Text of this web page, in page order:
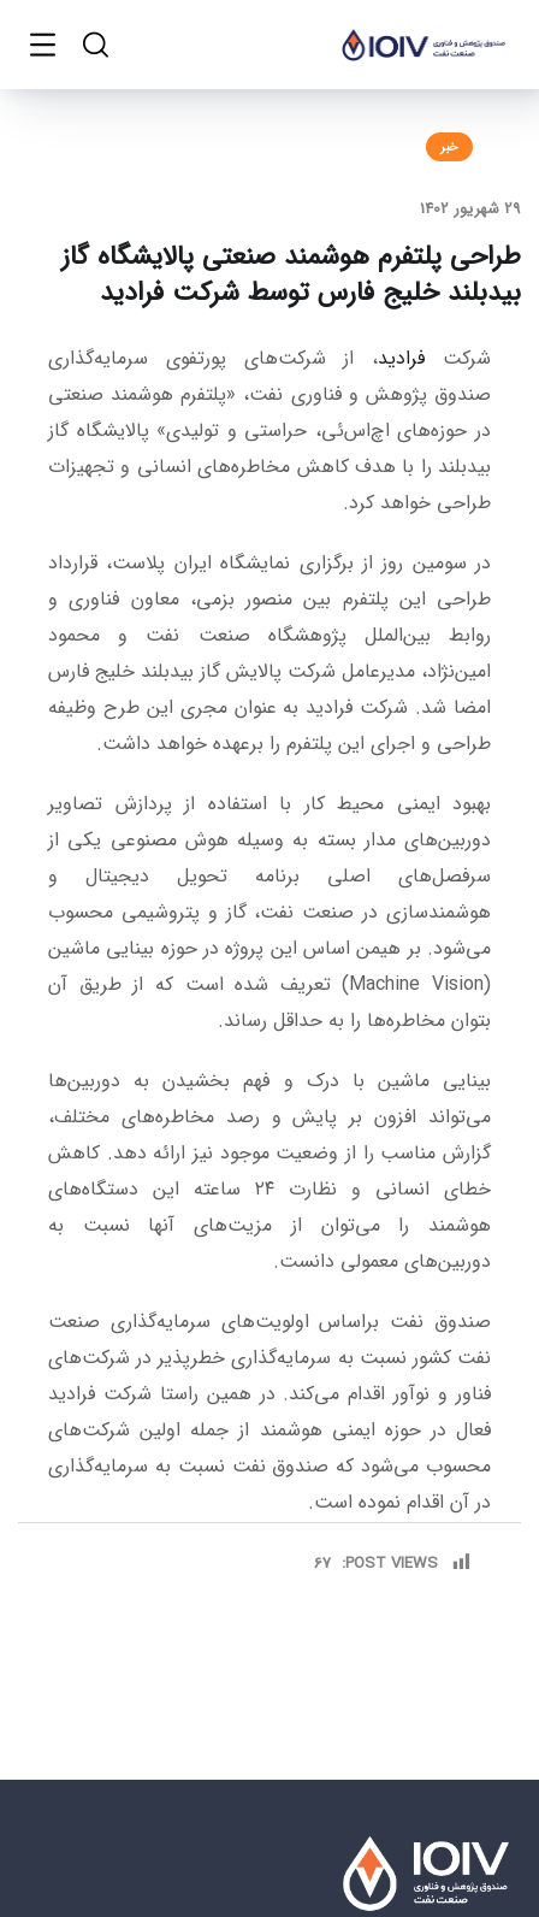
خبر
29 شهریور 1402
طراحی پلتفرم هوشمند صنعتی پالایشگاه گاز
بیدبلند خلیج فارس توسط شرکت فرادید
شرکت فرادید، از شرکت‌های پورتفوی سرمایه‌گذاری
صندوق پژوهش و فناوری نفت، «پلتفرم هوشمند صنعتی
در حوزه‌های اچ‌اس‌ئی، حراستی و تولیدی» پالایشگاه گاز
بیدبلند را با هدف کاهش مخاطره‌های انسانی و تجهیزات
طراحی خواهد کرد.
در سومین روز از برگزاری نمایشگاه ایران پلاست، قرارداد
طراحی این پلتفرم بین منصور بزمی، معاون فناوری و
روابط ‌بین‌الملل پژوهشگاه صنعت نفت و محمود
امین‌نژاد، مدیرعامل شرکت پالایش گاز بیدبلند خلیج فارس
امضا شد. شرکت فرادید به عنوان مجری این طرح وظیفه
طراحی و اجرای این پلتفرم را برعهده خواهد داشت.
بهبود ایمنی محیط کار با استفاده از پردازش تصاویر
دوربین‌های مدار بسته به وسیله هوش مصنوعی یکی از
سرفصل‌های اصلی برنامه تحویل دیجیتال و
هوشمندسازی در صنعت نفت، گاز و پتروشیمی محسوب
می‌شود. بر هیمن اساس این پروژه در حوزه بینایی ماشین
(Machine Vision) تعریف شده است که از طریق آن
بتوان مخاطره‌ها را به حداقل رساند.
بینایی ماشین با درک و فهم بخشیدن به دوربین‌ها
می‌تواند افزون بر پایش و رصد مخاطره‌های مختلف،
گزارش مناسب را از وضعیت موجود نیز ارائه دهد. کاهش
خطای انسانی و نظارت ۲۴ ساعته این دستگاه‌های
هوشمند را می‌توان از مزیت‌های آنها نسبت به
دوربین‌های معمولی دانست.
صندوق نفت براساس اولویت‌های سرمایه‌گذاری صنعت
نفت کشور نسبت به سرمایه‌گذاری خطرپذیر در شرکت‌های
فناور و نوآور اقدام می‌کند. در همین راستا شرکت فرادید
فعال در حوزه ایمنی هوشمند از جمله اولین شرکت‌های
محسوب می‌شود که صندوق نفت نسبت به سرمایه‌گذاری
در آن اقدام نموده است.
POST VIEWS:
67